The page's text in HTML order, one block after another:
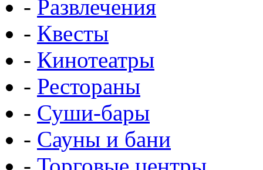
- Развлечения
- Квесты
- Кинотеатры
- Рестораны
- Суши-бары
- Сауны и бани